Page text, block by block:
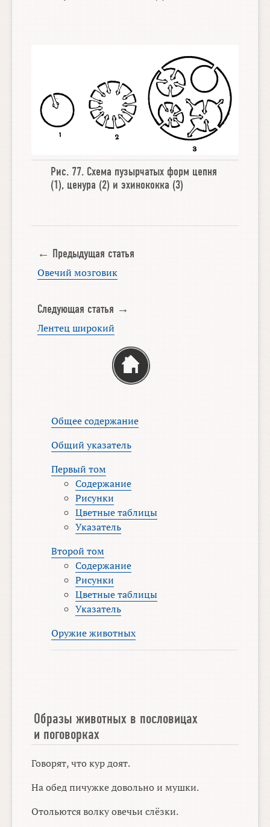
Рис. 77. Схема пузырчатых форм цепня
(1), ценура (2) иэхинококка (3)
← Предыдущая статья
Овечий мозговик
Следующая статья →
Лентец широкий
Общее содержание
Общий указатель
Первый том
Содержание
Рисунки
Цветные таблицы
Указатель
Второй том
Содержание
Рисунки
Цветные таблицы
Указатель
Оружие животных
Образы животных в пословицах
и поговорках
Говорят, что кур доят.
На обед пичужке довольно и мушки.
Отольются волку овечьи слёзки.